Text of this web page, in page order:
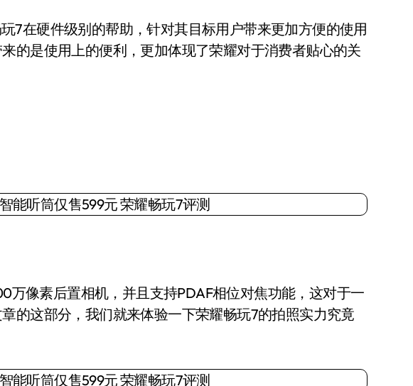
在硬件级别的帮助，针对其目标用户带来更加方便的使用
的是使用上的便利，更加体现了荣耀对于消费者贴心的关
像素后置相机，并且支持PDAF相位对焦功能，这对于一
的这部分，我们就来体验一下荣耀畅玩7的拍照实力究竟